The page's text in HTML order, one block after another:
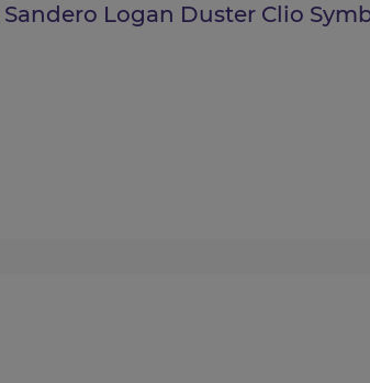
Logan Duster Clio